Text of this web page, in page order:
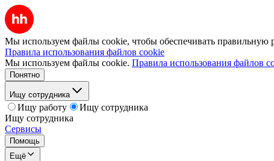
Мы используем файлы cookie, чтобы обеспечивать правильную
Правила использования файлов cookie
Мы используем файлы cookie. Правила использования файлов
Понятно
Ищу сотрудника
Ищу работу
Ищу сотрудника
Ищу сотрудника
Сервисы
Помощь
Ещё